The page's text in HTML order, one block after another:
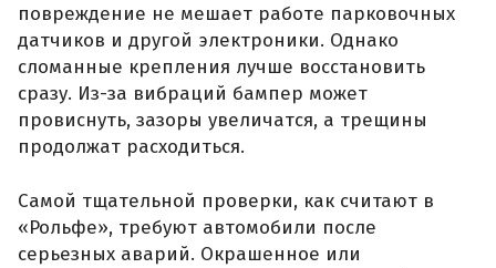
повреждение не мешает работе парковочных
датчиков и другой электроники. Однако
сломанные крепления лучше восстановить
сразу. Из-за вибраций бампер может
провиснуть, зазоры увеличатся, а трещины
продолжат расходиться.
Самой тщательной проверки, как считают в
«Рольфе», требуют автомобили после
серьезных аварий. Окрашенное или